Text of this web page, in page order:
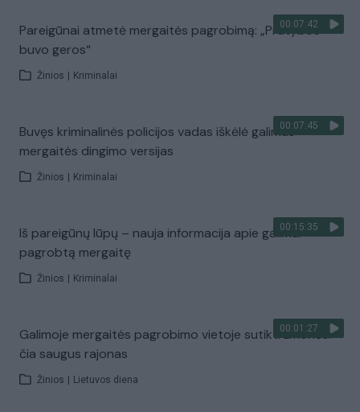
00:07:42
Pareigūnai atmetė mergaitės pagrobimą: „Pratybos
buvo geros“
Žinios Kriminalai
00:07:45
Buvęs kriminalinės policijos vadas iškėlė galimas
mergaitės dingimo versijas
Žinios Kriminalai
00:15:35
Iš pareigūnų lūpų – nauja informacija apie galimai
pagrobtą mergaitę
Žinios Kriminalai
00:01:27
Galimoje mergaitės pagrobimo vietoje sutikti žmonės:
čia saugus rajonas
Žinios Lietuvos diena